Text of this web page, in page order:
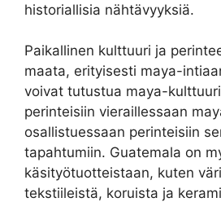
historiallisia nähtävyyksiä.
Paikallinen kulttuuri ja
maata, erityisesti maya-
voivat tutustua maya-
perinteisiin vieraillessaan
osallistuessaan perinteisiin
tapahtumiin. Guatemala on
käsityötuotteistaan, kuten
tekstiileistä, koruista ja